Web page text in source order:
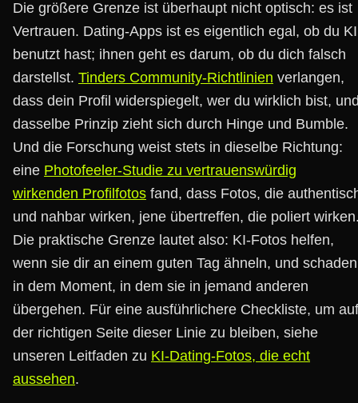
Die größere Grenze ist überhaupt nicht optisch: es ist
Vertrauen. Dating-Apps ist es eigentlich egal, ob du KI
benutzt hast; ihnen geht es darum, ob du dich falsch
darstellst. Tinders Community-Richtlinien verlangen,
dass dein Profil widerspiegelt, wer du wirklich bist,
dasselbe Prinzip zieht sich durch Hinge und Bumble.
Und die Forschung weist stets in dieselbe Richtung:
eine Photofeeler-Studie zu vertrauenswürdig
wirkenden Profilfotos fand, dass Fotos, die
und nahbar wirken, jene übertreffen, die poliert
Die praktische Grenze lautet also: KI-Fotos helfen,
wenn sie dir an einem guten Tag ähneln, und schaden
in dem Moment, in dem sie in jemand anderen
übergehen. Für eine ausführlichere Checkliste, um auf
der richtigen Seite dieser Linie zu bleiben, siehe
unseren Leitfaden zu KI-Dating-Fotos, die echt
aussehen.